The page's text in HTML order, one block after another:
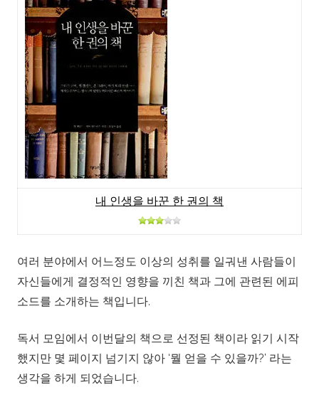
내 인생을 바꾼 한 권의 책
여러 분야에서 어느정도 이상의 성취를 일궈낸 사람들이
자신들에게 결정적인 영향을 끼친 책과 그에 관련된 에피
소드를 소개하는 책입니다.
독서 모임에서 이번달의 책으로 선정된 책이라 읽기 시작
했지만 몇 페이지 넘기지 않아 ‘뭘 얻을 수 있을까?’ 라는
생각을 하게 되었습니다.